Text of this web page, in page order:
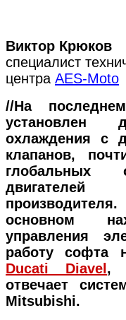
Виктор Крюков
специалист
центра AES-Moto
//На
установлен
охлаждения с
клапанов,
основном
управления
работу софта
Ducati Diavel ,
отвечает
Mitsubishi.